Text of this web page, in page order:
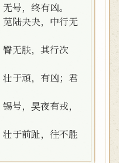
号，终有凶。
陆夬夬，中行无
无肤，其行次
于頑，有凶；君
号，旲夜有戎，
于前趾，往不胜